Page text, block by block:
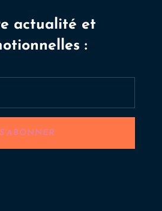
actualité et
:
S'ABONNER